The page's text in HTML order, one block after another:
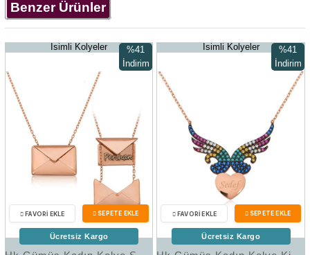
Benzer Ürünler
İsimli Kolyeler
%41
İndirim
%41İndirim
Ücretsiz Kargo
İsimli Kolyeler
%41
İndirim
Ücretsiz Kargo